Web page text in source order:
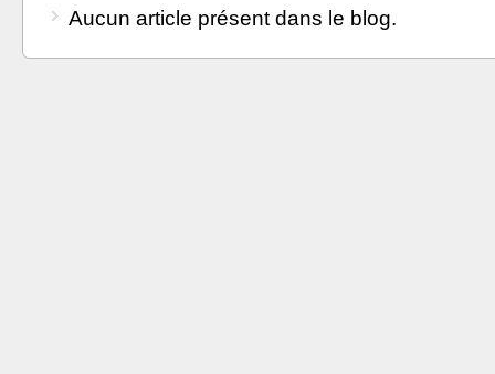
Aucun article présent dans le blog.